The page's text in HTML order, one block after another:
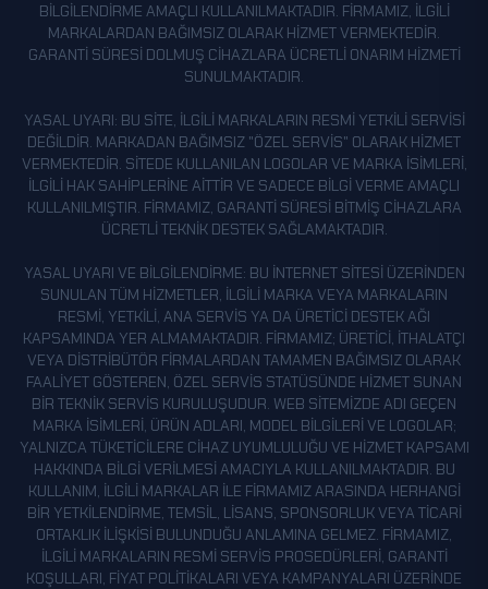
BILGILENDIRME AMAÇLI KULLANILMAKTADIR. FIRMAMIZ, ILGILI
MARKALARDAN BAĞIMSIZ OLARAK HIZMET VERMEKTEDIR.
GARANTI SÜRESI DOLMUŞ CIHAZLARA ÜCRETLI ONARIM HIZMETI
SUNULMAKTADIR.
YASAL UYARI: BU SITE, ILGILI MARKALARIN RESMI YETKILI SERVISI
DEĞILDIR. MARKADAN BAĞIMSIZ "ÖZEL SERVIS" OLARAK HIZMET
VERMEKTEDIR. SITEDE KULLANILAN LOGOLAR VE MARKA ISIMLERI,
ILGILI HAK SAHIPLERINE AITTIR VE SADECE BILGI VERME AMAÇLI
KULLANILMIŞTIR. FIRMAMIZ, GARANTI SÜRESI BITMIŞ CIHAZLARA
ÜCRETLI TEKNIK DESTEK SAĞLAMAKTADIR.
YASAL UYARI VE BILGILENDIRME: BU INTERNET SITESI ÜZERINDEN
SUNULAN TÜM HIZMETLER, ILGILI MARKA VEYA MARKALARIN
RESMI, YETKILI, ANA SERVIS YA DA ÜRETICI DESTEK AĞI
KAPSAMINDA YER ALMAMAKTADIR. FIRMAMIZ; ÜRETICI, ITHALATÇI
VEYA DISTRIBÜTÖR FIRMALARDAN TAMAMEN BAĞIMSIZ OLARAK
FAALIYET GÖSTEREN, ÖZEL SERVIS STATÜSÜNDE HIZMET SUNAN
BIR TEKNIK SERVIS KURULUŞUDUR. WEB SITEMIZDE ADI GEÇEN
MARKA ISIMLERI, ÜRÜN ADLARI, MODEL BILGILERI VE LOGOLAR;
YALNIZCA TÜKETICILERE CIHAZ UYUMLULUĞU VE HIZMET KAPSAMI
HAKKINDA BILGI VERILMESI AMACIYLA KULLANILMAKTADIR. BU
KULLANIM, ILGILI MARKALAR ILE FIRMAMIZ ARASINDA HERHANGI
BIR YETKILENDIRME, TEMSIL, LISANS, SPONSORLUK VEYA TICARI
ORTAKLIK ILIŞKISI BULUNDUĞU ANLAMINA GELMEZ. FIRMAMIZ,
ILGILI MARKALARIN RESMI SERVIS PROSEDÜRLERI, GARANTI
KOŞULLARI, FIYAT POLITIKALARI VEYA KAMPANYALARI ÜZERINDE